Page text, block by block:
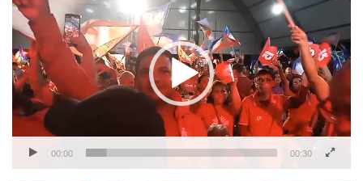
de
vídeo
00:00 00:30